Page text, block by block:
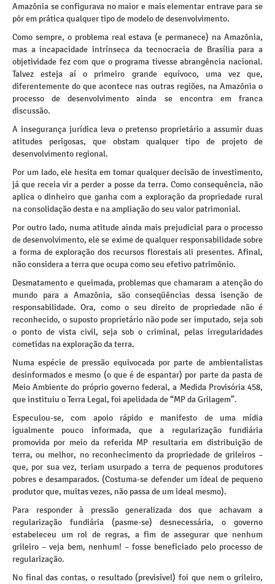
Amazônia se configurava no maior e mais elementar entrave para se
pôr em prática qualquer tipo de modelo de desenvolvimento.
Como sempre, o problema real estava (e permanece) na Amazônia,
mas a incapacidade intrínseca da tecnocracia de Brasília para a
objetividade fez com que o programa tivesse abrangência nacional.
Talvez esteja aí o primeiro grande equívoco, uma vez que,
diferentemente do que acontece nas outras regiões, na Amazônia o
processo de desenvolvimento ainda se encontra em franca
discussão.
A insegurança jurídica leva o pretenso proprietário a assumir duas
atitudes perigosas, que obstam qualquer tipo de projeto de
desenvolvimento regional.
Por um lado, ele hesita em tomar qualquer decisão de investimento,
já que receia vir a perder a posse da terra. Como consequência, não
aplica o dinheiro que ganha com a exploração da propriedade rural
na consolidação desta e na ampliação do seu valor patrimonial.
Por outro lado, numa atitude ainda mais prejudicial para o processo
de desenvolvimento, ele se exime de qualquer responsabilidade sobre
a forma de exploração dos recursos florestais ali presentes. Afinal,
não considera a terra que ocupa como seu efetivo patrimônio.
Desmatamento e queimada, problemas que chamaram a atenção do
mundo para a Amazônia, são conseqüências dessa isenção de
responsabilidade. Ora, como o seu direito de propriedade não é
reconhecido, o suposto proprietário não pode ser imputado, seja sob
o ponto de vista civil, seja sob o criminal, pelas irregularidades
cometidas na exploração da terra.
Numa espécie de pressão equivocada por parte de ambientalistas
desinformados e mesmo (o que é de espantar) por parte da pasta de
Meio Ambiente do próprio governo federal, a Medida Provisória 458,
que instituiu o Terra Legal, foi apelidada de “MP da Grilagem”.
Especulou-se, com apoio rápido e manifesto de uma mídia
igualmente pouco informada, que a regularização fundiária
promovida por meio da referida MP resultaria em distribuição de
terra, ou melhor, no reconhecimento da propriedade de grileiros –
que, por sua vez, teriam usurpado a terra de pequenos produtores
pobres e desamparados. (Costuma-se defender um ideal de pequeno
produtor que, muitas vezes, não passa de um ideal mesmo).
Para responder à pressão generalizada dos que achavam a
regularização fundiária (pasme-se) desnecessária, o governo
estabeleceu um rol de regras, a fim de assegurar que nenhum
grileiro – veja bem, nenhum! – fosse beneficiado pelo processo de
regularização.
No final das contas, o resultado (previsível) foi que nem o grileiro,